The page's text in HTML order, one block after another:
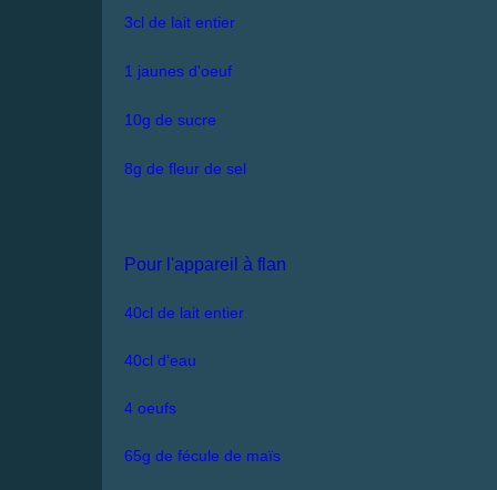
3cl de lait entier
1 jaunes d'oeuf
10g de sucre
8g de fleur de sel
Pour l'appareil à flan
40cl de lait entier
40cl d'eau
4 oeufs
65g de fécule de maïs